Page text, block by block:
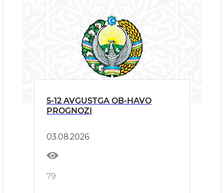
5-12 AVGUSTGA OB-HAVO
PROGNOZI
03.08.2026
79